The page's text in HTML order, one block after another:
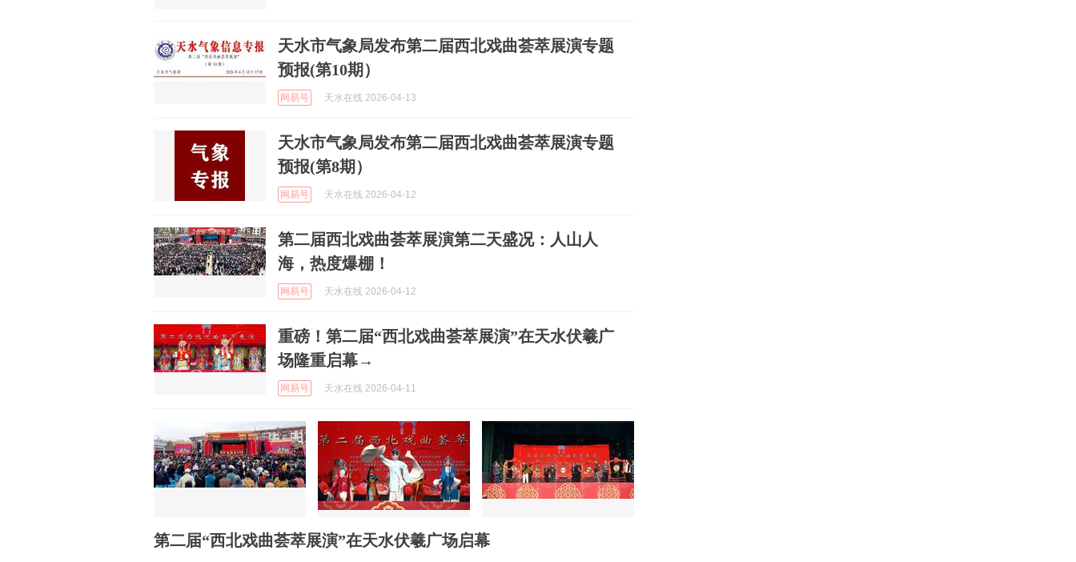
天水市气象局发布第二届西北戏曲荟萃展演专题
预报(第10期）
网易号 天水在线 2026-04-13
天水市气象局发布第二届西北戏曲荟萃展演专题
预报(第8期）
网易号 天水在线 2026-04-12
第二届西北戏曲荟萃展演第二天盛况：人山人
海，热度爆棚！
网易号 天水在线 2026-04-12
重磅！第二届“西北戏曲荟萃展演”在天水伏羲广
场隆重启幕→
网易号 天水在线 2026-04-11
第二届“西北戏曲荟萃展演”在天水伏羲广场启幕